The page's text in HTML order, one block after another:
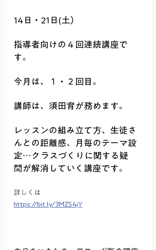
14日・21日(土）
指導者向けの４回連続講座で
す。
今月は、１・２回目。
講師は、須田育が務めます。
レッスンの組み立て方、生徒さ
んとの距離感、月毎のテーマ設
定…クラスづくりに関する疑
問が解消していく講座です。
詳しくは
https://bit.ly/3MZS4jY